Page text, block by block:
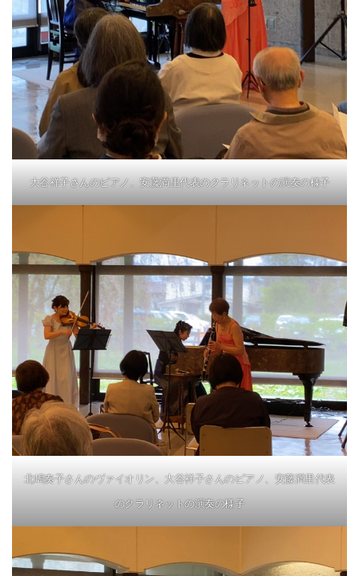
大谷祥子さんのピアノ、安藤満里代表のクラリネットの演奏の様子
北嶋奏子さんのヴァイオリン、大谷祥子さんのピアノ、安藤満里代表
のクラリネットの演奏の様子